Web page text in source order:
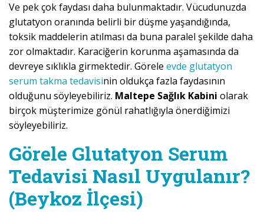
Ve pek çok faydası daha bulunmaktadır. Vücudunuzda
glutatyon oranında belirli bir düşme yaşandığında,
toksik maddelerin atılması da buna paralel şekilde daha
zor olmaktadır. Karaciğerin korunma aşamasında da
devreye sıklıkla girmektedir. Görele evde glutatyon
serum takma tedavisinin oldukça fazla faydasının
olduğunu söyleyebiliriz. Maltepe Sağlık Kabini olarak
birçok müşterimize gönül rahatlığıyla önerdiğimizi
söyleyebiliriz.
Görele Glutatyon Serum
Tedavisi Nasıl Uygulanır?
(Beykoz İlçesi)